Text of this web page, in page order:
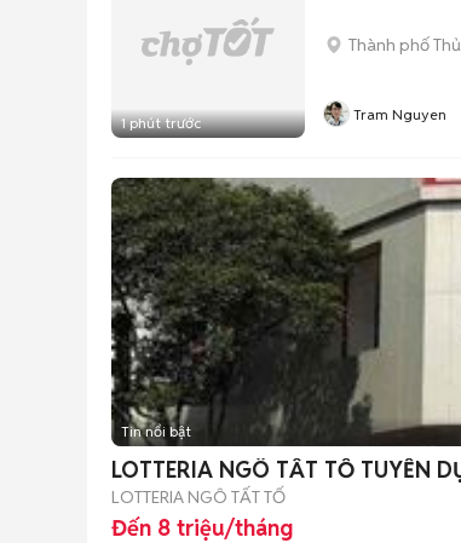
1 phút trước
Thành phố
Tram Nguyen
Tin nổi bật
LOTTERIA NGÔ TẤT TỐ TUYỂN
LOTTERIA NGÔ TẤT TỐ
Đến 8 triệu/tháng